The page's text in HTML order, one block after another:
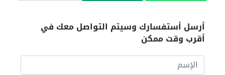
أرسل أستفسارك وسيتم التواصل معك في
أقرب وقت ممكن